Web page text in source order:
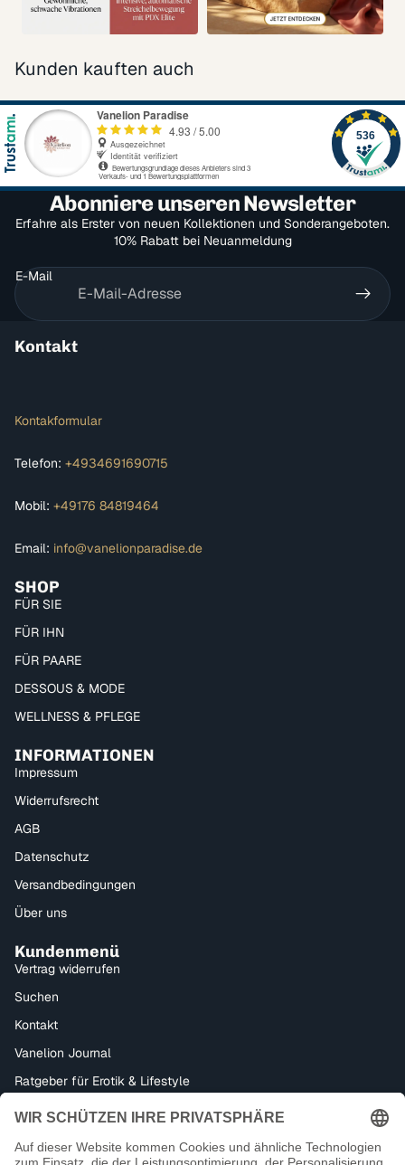
Kunden kauften auch
Abonniere unseren Newsletter
Erfahre als Erster von neuen Kollektionen und Sonderangeboten.
10% Rabatt bei Neuanmeldung
E-Mail
Kontakt
Kontakformular
Telefon: +4934691690715
Mobil: +49176 84819464
Email: info@vanelionparadise.de
SHOP
FÜR SIE
FÜR IHN
FÜR PAARE
DESSOUS & MODE
WELLNESS & PFLEGE
INFORMATIONEN
Impressum
Widerrufsrecht
AGB
Datenschutz
Versandbedingungen
Über uns
Kundenmenü
Vertrag widerrufen
Suchen
Kontakt
Vanelion Journal
Ratgeber für Erotik & Lifestyle
Bondage, Dominanz & Fetisch – Alles für dein BDSM-Erlebnis
FacebookInstagramTiktok
Datenschutzerklärung
Impressum